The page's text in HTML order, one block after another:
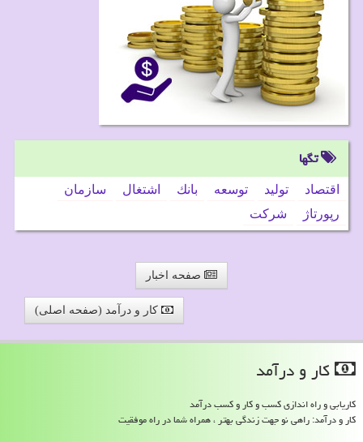
تگها
اقتصاد تولید توسعه بانك اشتغال
سازمان
رپورتاژ
شركت
صفحه اخبار
کار و درآمد (صفحه اصلی)
كار و درآمد
کاریابی و راه اندازی کسب و کار و کسب درآمد
کار و درآمد: راهی نو جهت زندگی بهتر ، همراه شما در راه موفقیت